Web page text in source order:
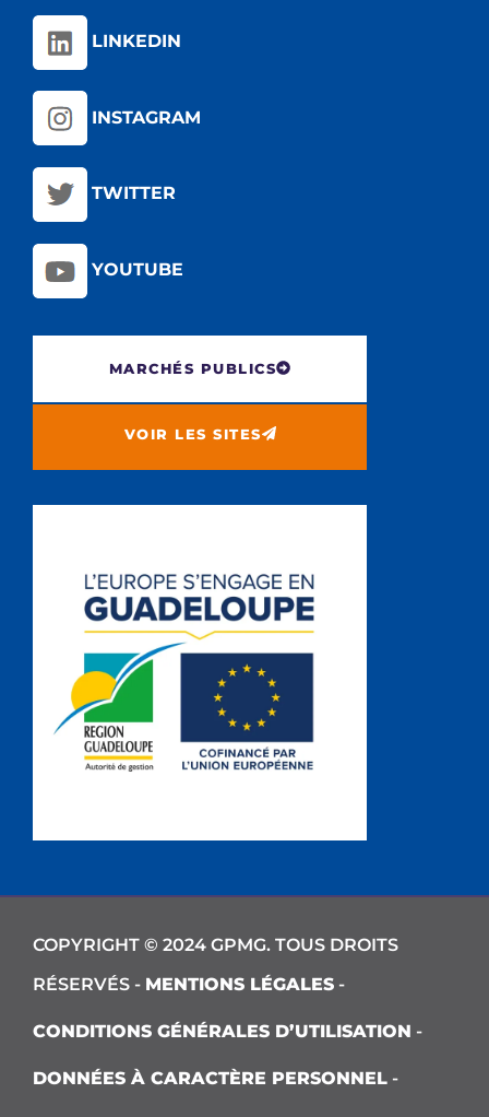
LINKEDIN
INSTAGRAM
TWITTER
YOUTUBE
MARCHÉS PUBLICS
VOIR LES SITES
COPYRIGHT © 2024 GPMG. TOUS DROITS
RÉSERVÉS - MENTIONS LÉGALES -
CONDITIONS GÉNÉRALES D’UTILISATION -
DONNÉES À CARACTÈRE PERSONNEL -